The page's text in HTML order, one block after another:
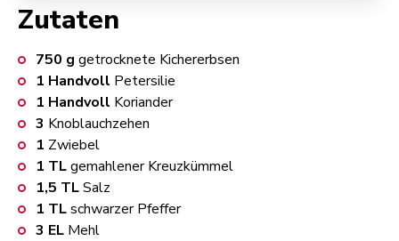
Zutaten
750 g getrocknete Kichererbsen
1 Handvoll Petersilie
1 Handvoll Koriander
3 Knoblauchzehen
1 Zwiebel
1 TLgemahlener Kreuzkümmel
1,5 TLSalz
1 TLschwarzer Pfeffer
3 EL Mehl